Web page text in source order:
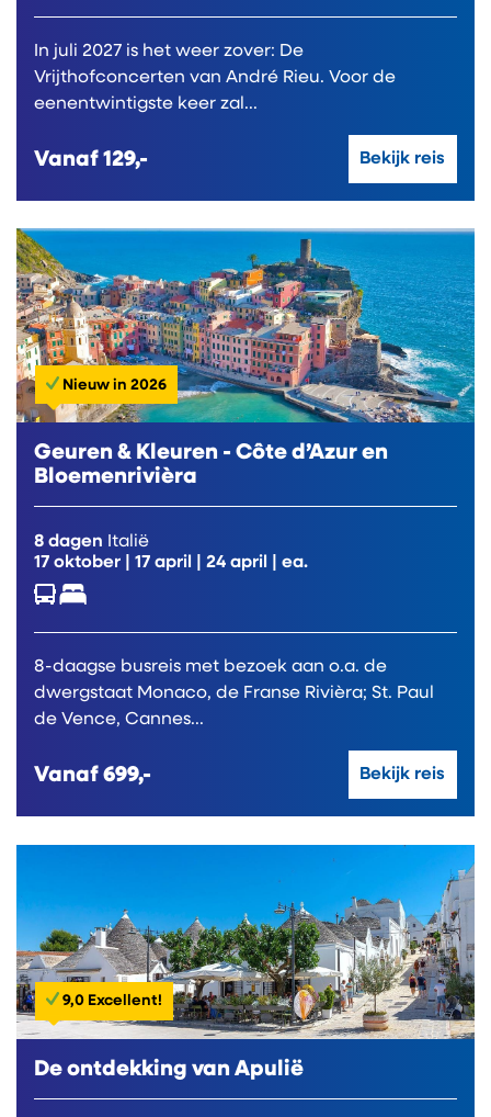
In juli 2027 is het weer zover: De
Vrijthofconcerten van André Rieu. Voor de
eenentwintigste keer zal...
Vanaf 129,- Bekijk reis
Nieuw in 2026
Geuren & Kleuren - Côte d’Azur en
Bloemenrivièra
8 dagen Italië
17 oktober
17 april 24 april | ea.
8-daagse busreis met bezoek aan o.a. de
dwergstaat Monaco, de Franse Rivièra; St. Paul
de Vence, Cannes...
Vanaf 699,- Bekijk reis
9,0 Excellent!
De ontdekking van Apulië